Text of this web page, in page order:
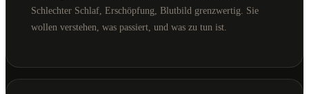
Schlechter Schlaf, Erschöpfung, Blutbild grenzwertig. Sie
wollen verstehen, was passiert, und was zu tun ist.